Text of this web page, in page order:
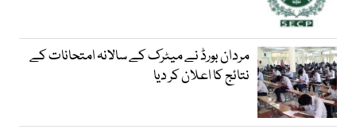
مردان بورڈ نے میٹرک کے سالانہ امتحانات کے
نتائج کا اعلان کر دیا